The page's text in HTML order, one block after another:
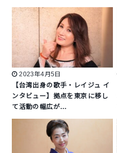
2023年4月5日
【台湾出身の歌手・レイジュ イ
ンタビュー】拠点を東京に移し
て活動の幅広が…